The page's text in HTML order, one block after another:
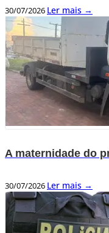
30/07/2026 Ler mais →
A maternidade do
30/07/2026 Ler mais →